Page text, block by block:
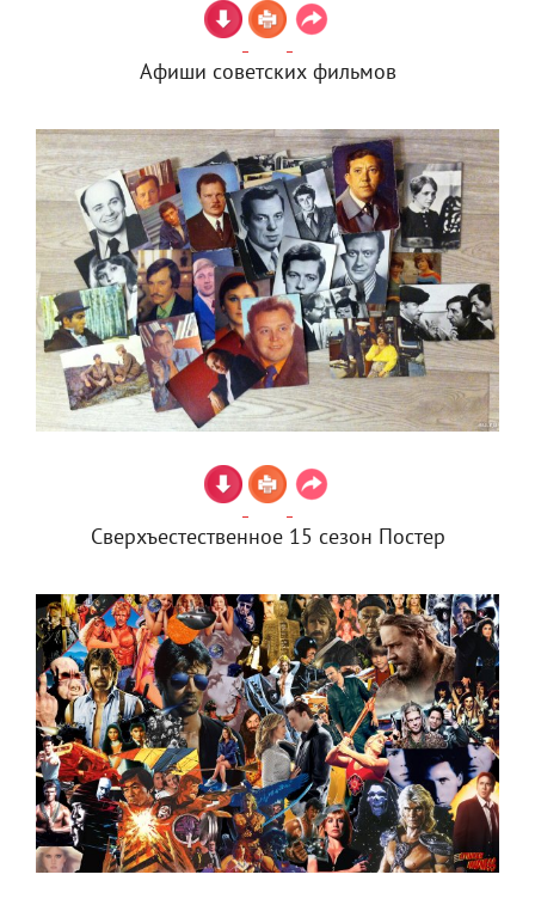
Афиши советских фильмов
Сверхъестественное 15 сезон Постер